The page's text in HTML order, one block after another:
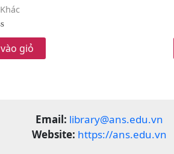
Khác
giỏ
Email: library@ans.edu.vn
Website: https://ans.edu.vn